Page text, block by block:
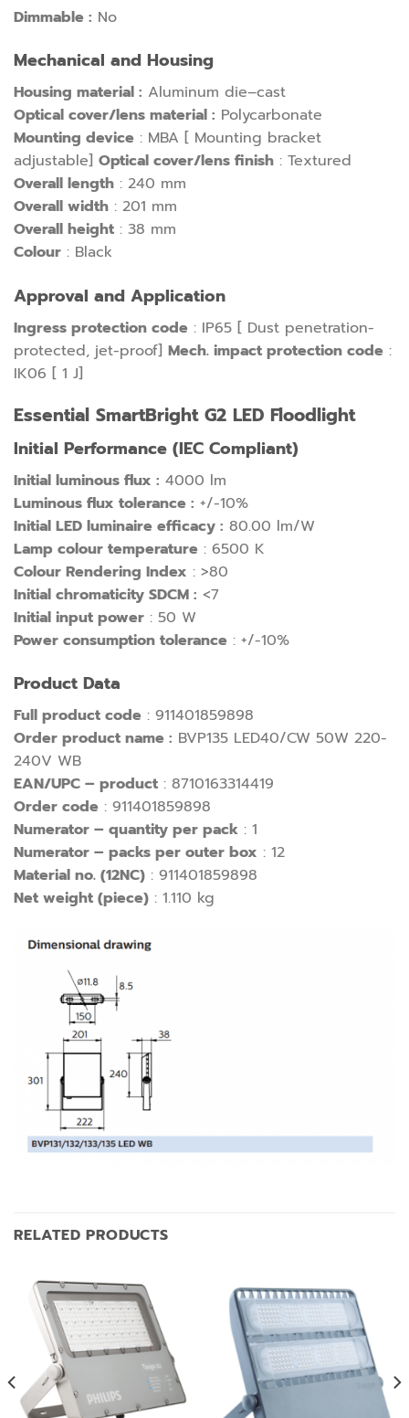
Dimmable : No
Mechanical and Housing
Housing material : Aluminum die–cast
Optical cover/lens material : Polycarbonate
Mounting device : MBA [ Mounting bracket
adjustable] Optical cover/lens finish : Textured
Overall length : 240 mm
Overall width : 201 mm
Overall height : 38 mm
Colour : Black
Approval and Application
Ingress protection code : IP65 [ Dust penetration-
protected, jet-proof] Mech. impact protection code :
IK06 [ 1 J]
Essential SmartBright G2 LED Floodlight
Initial Performance (IEC Compliant)
Initial luminous flux : 4000 lm
Luminous flux tolerance : +/-10%
Initial LED luminaire efficacy : 80.00 lm/W
Lamp colour temperature : 6500 K
Colour Rendering Index : >80
Initial chromaticity SDCM : <7
Initial input power : 50 W
Power consumption tolerance : +/-10%
Product Data
Full product code : 911401859898
Order product name : BVP135 LED40/CW 50W 220-
240V WB
EAN/UPC – product : 8710163314419
Order code : 911401859898
Numerator – quantity per pack : 1
Numerator – packs per outer box : 12
Material no. (12NC) : 911401859898
Net weight (piece) : 1.110 kg
RELATED PRODUCTS